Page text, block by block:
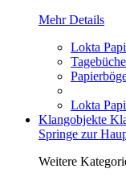
Mehr Details
Lokta
Lokta
Klangobjekte
Springe zur
Weitere